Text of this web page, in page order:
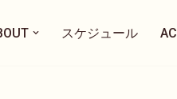
スケジュール